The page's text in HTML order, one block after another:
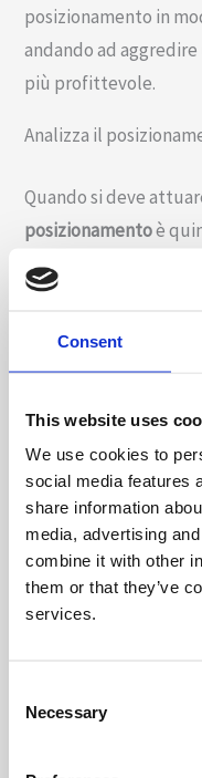
Consent
This website uses
We use cookies to
social media features
share information
media, advertising
combine it with other
them or that they’ve
services.
Selection
Necessary
posizionamento in
andando ad
più profittevole.
Analizza il
Quando si deve
posizionamentoè
siano le condizioni di
concorrenti che devi
capacità di
In base a questi dati
comprendere quali
maggiormente il
modo più efficace
unvantaggio
Sviluppa la strategia
sopra, giunge il
di posizionamento.